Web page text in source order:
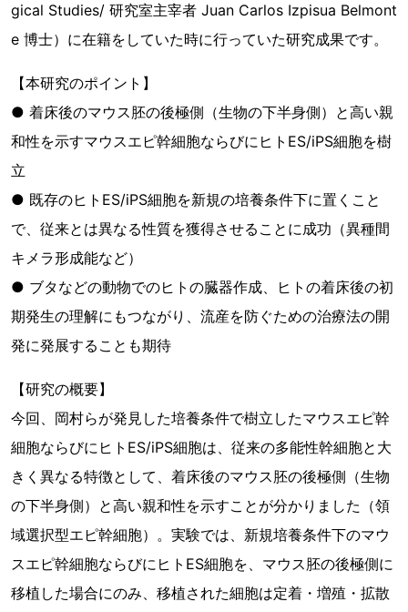
gical Studies/ 研究室主宰者 Juan Carlos Izpisua Belmont
e 博士）に在籍をしていた時に行っていた研究成果です。
【本研究のポイント】
● 着床後のマウス胚の後極側（生物の下半身側）と高い親
和性を示すマウスエピ幹細胞ならびにヒトES/iPS細胞を樹
立
● 既存のヒトES/iPS細胞を新規の培養条件下に置くこと
で、従来とは異なる性質を獲得させることに成功（異種間
キメラ形成能など）
● ブタなどの動物でのヒトの臓器作成、ヒトの着床後の初
期発生の理解にもつながり、流産を防ぐための治療法の開
発に発展することも期待
【研究の概要】
今回、岡村らが発見した培養条件で樹立したマウスエピ幹
細胞ならびにヒトES/iPS細胞は、従来の多能性幹細胞と大
きく異なる特徴として、着床後のマウス胚の後極側（生物
の下半身側）と高い親和性を示すことが分かりました（領
域選択型エピ幹細胞）。実験では、新規培養条件下のマウ
スエピ幹細胞ならびにヒトES細胞を、マウス胚の後極側に
移植した場合にのみ、移植された細胞は定着・増殖・拡散